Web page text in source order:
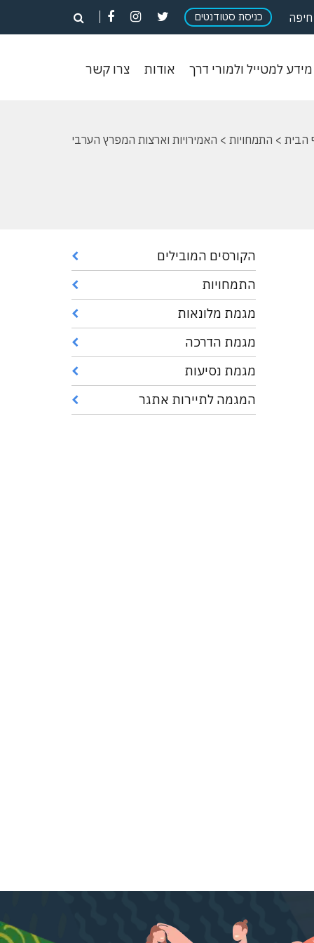
פתח
חיפוש
כניסת סטודנטים פתחפתח
חיפוש
פתח
חיפוש
חיפה
מידע למטייל ולמורי דרךמידעאודות אודות
צרו קשרצרו
הבית > התמחויות > האמירויות וארצות המפרץ הערבי
הקורסים המובילים
התמחויות
מגמת מלונאות
מגמת הדרכה
מגמת נסיעות
המגמה לתיירות אתגר